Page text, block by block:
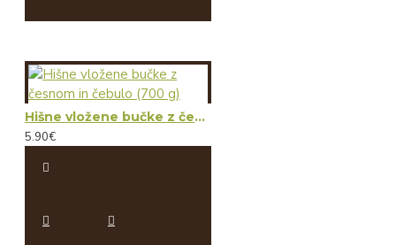
Hišne vložene bučke z česnom in čebulo (700 g)
5.90€